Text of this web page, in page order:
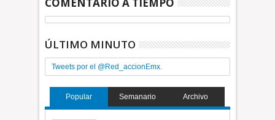
ÚLTIMO MINUTO
Tweets por el @Red_accionEmx.
Popular Semanario Archivo